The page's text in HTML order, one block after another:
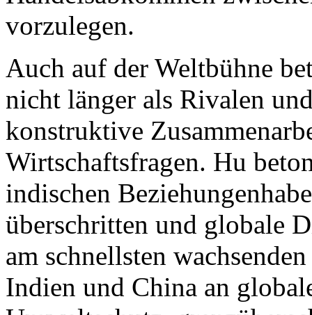
vorzulegen.
Auch auf der Weltbühne
nicht länger als Rivalen
konstruktive
Wirtschaftsfragen. Hu
indischen
überschritten und globale
am schnellsten
Indien und China an